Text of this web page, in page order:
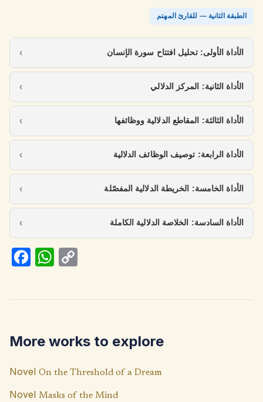
الطبقة الثانية — للقارئ المهتم
الأداة الأولى: تحليل افتتاح سورة الإنسان
الأداة الثانية: المركز الدلالي
الأداة الثالثة: المقاطع الدلالية ووظائفها
الأداة الرابعة: توصيف الوظائف الدلالية
الأداة الخامسة: الخريطة الدلالية المفصّلة
الأداة السادسة: الخلاصة الدلالية الكاملة
Fa
k
W
p
p
Li
n
k
More works to explore
Novel On the Threshold of a Dream
Novel Masks of the Mind